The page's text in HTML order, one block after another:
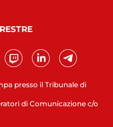
presso il Tribunale di
di Comunicazione c/o